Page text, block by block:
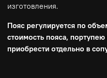
изготовления.
Пояс регулируется по
стоимость пояса,
приобрести отдельно в